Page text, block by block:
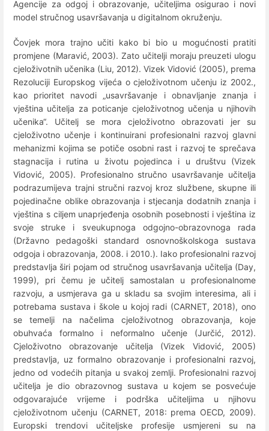
Agencije za odgoj i obrazovanje, učiteljima osigurao i novi
model stručnog usavršavanja u digitalnom okruženju.
Čovjek mora trajno učiti kako bi bio u mogućnosti pratiti
promjene (Maravić, 2003). Zato učitelji moraju preuzeti ulogu
cjeloživotnih učenika (Liu, 2012). Vizek Vidović (2005), prema
Rezoluciji Europskog vijeća o cjeloživotnom učenju iz 2002.,
kao prioritet navodi „usavršavanje i obnavljanje znanja i
vještina učitelja za poticanje cjeloživotnog učenja u njihovih
učenika“. Učitelj se mora cjeloživotno obrazovati jer su
cjeloživotno učenje i kontinuirani profesionalni razvoj glavni
mehanizmi kojima se potiče osobni rast i razvoj te sprečava
stagnacija i rutina u životu pojedinca i u društvu (Vizek
Vidović, 2005). Profesionalno stručno usavršavanje učitelja
podrazumijeva trajni stručni razvoj kroz službene, skupne ili
pojedinačne oblike obrazovanja i stjecanja dodatnih znanja i
vještina s ciljem unaprjeđenja osobnih posebnosti i vještina iz
svoje struke i sveukupnoga odgojno-obrazovnoga rada
(Državno pedagoški standard osnovnoškolskoga sustava
odgoja i obrazovanja, 2008. i 2010.). Iako profesionalni razvoj
predstavlja širi pojam od stručnog usavršavanja učitelja (Day,
1999), pri čemu je učitelj samostalan u profesionalnome
razvoju, a usmjerava ga u skladu sa svojim interesima, ali i
potrebama sustava i škole u kojoj radi (CARNET, 2018), ono
se temelji na načelima cjeloživotnog obrazovanja, koje
obuhvaća formalno i neformalno učenje (Jurčić, 2012).
Cjeloživotno obrazovanje učitelja (Vizek Vidović, 2005)
predstavlja, uz formalno obrazovanje i profesionalni razvoj,
jedno od vodećih pitanja u svakoj zemlji. Profesionalni razvoj
učitelja je dio obrazovnog sustava u kojem se posvećuje
odgovarajuće vrijeme i podrška učiteljima u njihovu
cjeloživotnom učenju (CARNET, 2018: prema OECD, 2009).
Europski trendovi učiteljske profesije usmjereni su na